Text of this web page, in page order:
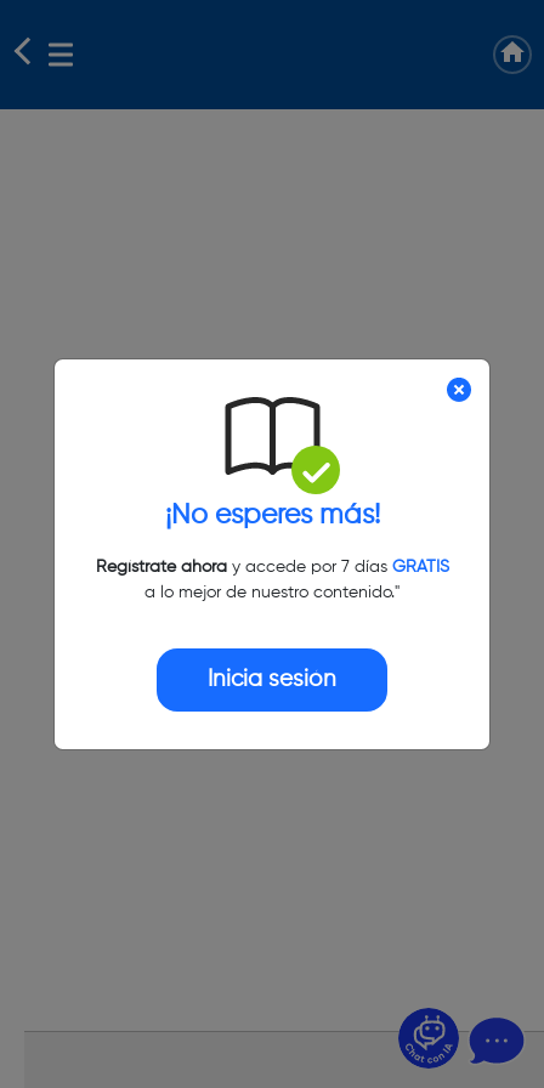
¡No esperes más!
Regístrate ahoray accede por 7 días GRATIS
a lo mejor de nuestro contenido."
Inicia sesión